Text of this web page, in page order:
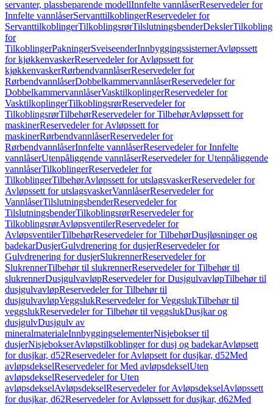
servanter, plassbeparende modellInnfelte vannlåserReservedeler for
Innfelte vannlåserServanttilkoblingerReservedeler for
ServanttilkoblingerTilkoblingsrørTilslutningsbenderDeksler
for
TilkoblingerPakningerSveiseenderInnbyggingssisternerAvløpssett
for kjøkkenvaskerReservedeler for Avløpssett for
kjøkkenvaskerRørbendvannlåserReservedeler for
RørbendvannlåserDobbelkammervannlåserReservedeler for
DobbelkammervannlåserVasktilkoplingerReservedeler for
VasktilkoplingerTilkoblingsrørReservedeler for
TilkoblingsrørTilbehørReservedeler for TilbehørAvløpssett for
maskinerReservedeler for Avløpssett for
maskinerRørbendvannlåserReservedeler for
RørbendvannlåserInnfelte vannlåserReservedeler for Innfelte
vannlåserUtenpåliggende vannlåserReservedeler for Utenpåliggende
vannlåserTilkoblingerReservedeler for
TilkoblingerTilbehørAvløpssett for utslagsvaskerReservedeler for
Avløpssett for utslagsvaskerVannlåserReservedeler for
VannlåserTilslutningsbenderReservedeler for
TilslutningsbenderTilkoblingsrørReservedeler for
TilkoblingsrørAvløpsventilerReservedeler for
AvløpsventilerTilbehørReservedeler for TilbehørDusjløsninger og
badekarDusjerGulvdrenering for dusjerReservedeler for
Gulvdrenering for dusjerSlukrennerReservedeler for
SlukrennerTilbehør til slukrennerReservedeler for Tilbehør til
slukrennerDusjgulvavløpReservedeler for DusjgulvavløpTilbehør til
dusjgulvavløpReservedeler for Tilbehør til
dusjgulvavløpVeggslukReservedeler for VeggslukTilbehør til
veggslukReservedeler for Tilbehør til veggslukDusjkar og
dusjgulvDusjgulv av
mineralmaterialeInnbyggingselementerNisjebokser til
dusjerNisjebokserAvløpstilkoblinger for dusj og badekarAvløpsett
for dusjkar, d52Reservedeler for Avløpsett for dusjkar, d52Med
avløpsdekselReservedeler for Med avløpsdekselUten
avløpsdekselReservedeler for Uten
avløpsdekselAvløpsdekselReservedeler for AvløpsdekselAvløpssett
for dusjkar, d62Reservedeler for Avløpssett for dusjkar, d62Med